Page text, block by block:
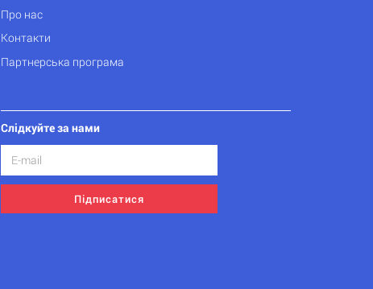
Про нас
Контакти
Партнерська програма
Слідкуйте за нами
Підписатися